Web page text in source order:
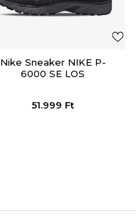
Nike Sneaker NIKE P-
6000 SE LOS
51.999 Ft